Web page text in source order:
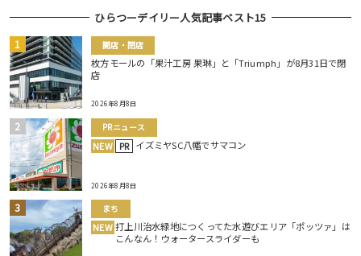
ひらつーデイリー人気記事ベスト15
開店・閉店
枚方モールの「果汁工房 果琳」と「Triumph」が8月31日で閉
店
2026年8月8日
PRニュース
NEW PR イズミヤSC八幡でサマコン
2026年8月8日
まち
NEW 打上川治水緑地につくってた水遊びエリア「ポッツァ」は
こんなん！ウォータースライダーも